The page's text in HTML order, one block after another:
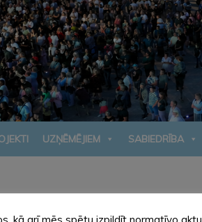
UZŅĒMĒJIEM SABIEDRĪBA